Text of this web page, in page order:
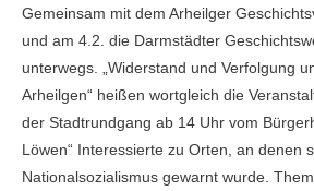
Gemeinsam mit dem Arheilger
und am 4.2. die Darmstädter
unterwegs. „Widerstand und Verfolgung
Arheilgen“ heißen wortgleich die
der Stadtrundgang ab 14 Uhr vom
Löwen“ Interessierte zu Orten, an denen
Nationalsozialismus gewarnt wurde.